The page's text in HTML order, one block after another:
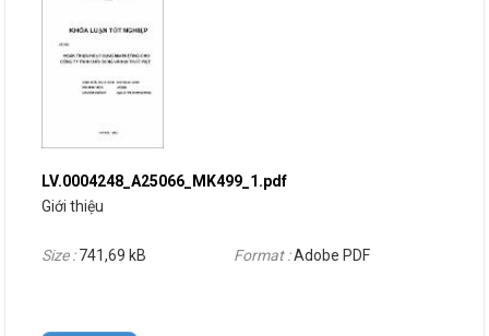
LV.0004248_A25066_MK499_1.pdf
Giới thiệu
Size :741,69 kB Format :Adobe PDF